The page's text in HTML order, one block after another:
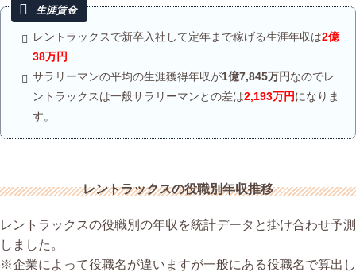
レントラックスで新卒入社して定年まで稼げる生涯年収は2億
38万円
サラリーマンの平均の生涯獲得年収が1億7,845万円なのでレ
ントラックスは一般サラリーマンとの差は2,193万円になりま
す。
レントラックスの役職別年収推移
レントラックスの役職別の年収を統計データと掛け合わせ予測
しました。
※企業によって役職名が違いますが一般にある役職名で算出し